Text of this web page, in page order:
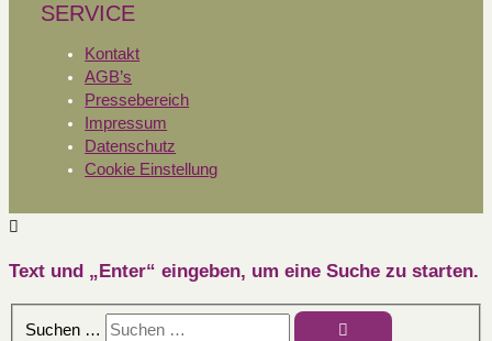
SERVICE
Kontakt
AGB’s
Pressebereich
Impressum
Datenschutz
Cookie Einstellung
Text und „Enter“ eingeben, um eine Suche zu starten.
Suchen …